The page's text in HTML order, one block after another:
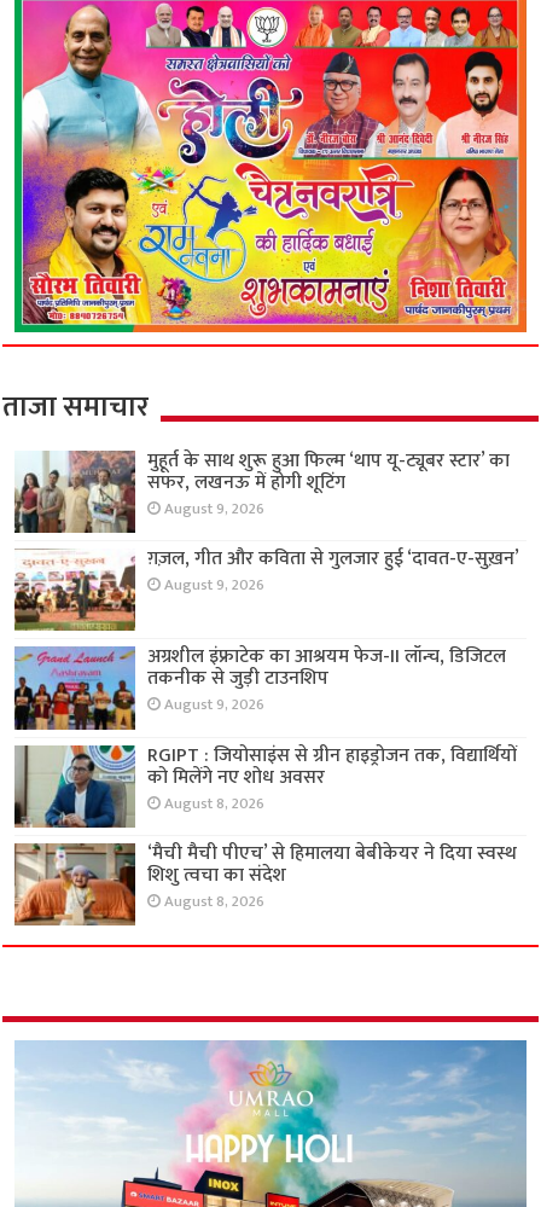
ताजा समाचार
मुहूर्त के साथ शुरू हुआ फिल्म ‘थाप यू-ट्यूबर स्टार’ का
सफर, लखनऊ में होगी शूटिंग
August 9, 2026
ग़ज़ल, गीत और कविता से गुलजार हुई ‘दावत-ए-सुख़न’
August 9, 2026
अग्रशील इंफ्राटेक का आश्रयम फेज-II लॉन्च, डिजिटल
तकनीक से जुड़ी टाउनशिप
August 9, 2026
RGIPT : जियोसाइंस से ग्रीन हाइड्रोजन तक, विद्यार्थियों
को मिलेंगे नए शोध अवसर
August 8, 2026
‘मैची मैची पीएच’ से हिमालया बेबीकेयर ने दिया स्वस्थ
शिशु त्वचा का संदेश
August 8, 2026